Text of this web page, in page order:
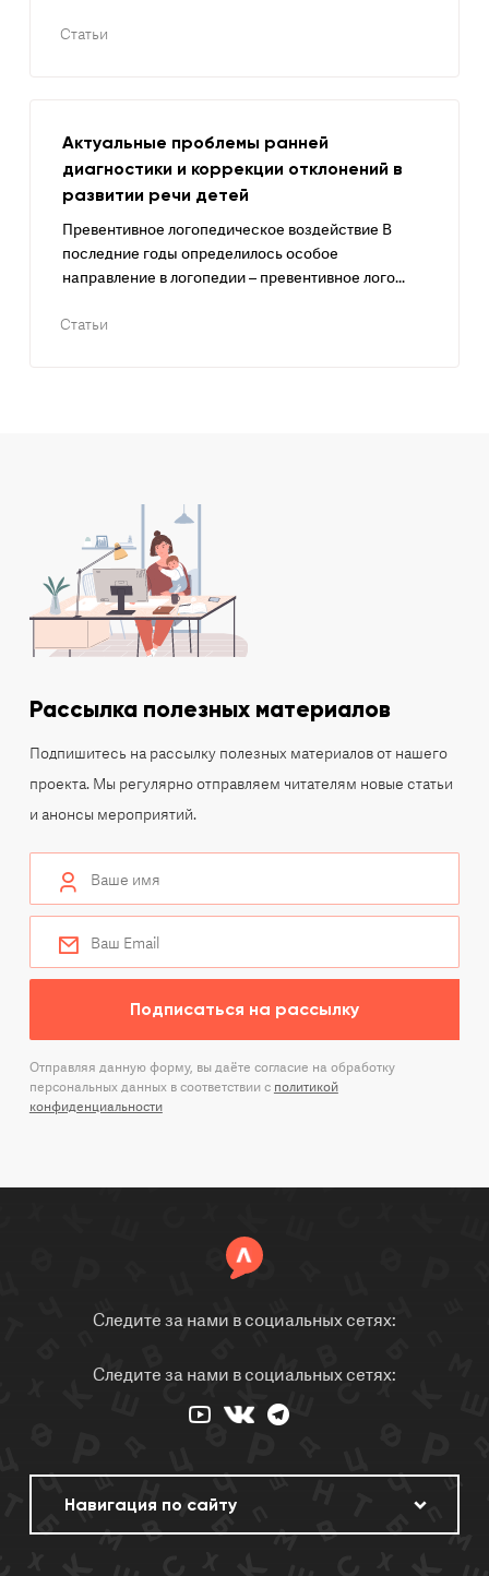
Статьи
Актуальные проблемы ранней
диагностики и коррекции отклонений в
развитии речи детей
Превентивное логопедическое воздействие В
последние годы определилось особое
направление в логопедии – превентивное лого...
Статьи
Рассылка полезных материалов
Подпишитесь на рассылку полезных материалов от нашего
проекта. Мы регулярно отправляем читателям новые статьи
и анонсы мероприятий.
Подписаться на рассылку
Отправляя данную форму, вы даёте согласие на обработку
персональных данных в соответствии с политикой
конфиденциальности
Следите за нами в социальных сетях:
Следите за нами в социальных сетях: